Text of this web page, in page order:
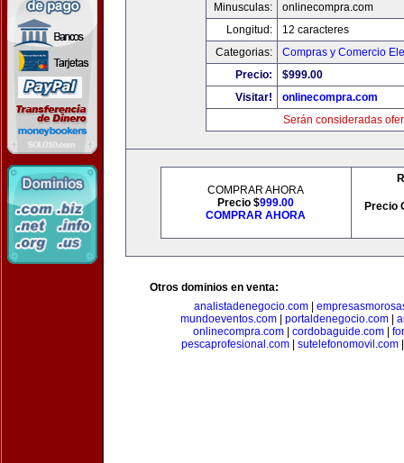
Minusculas:
onlinecompra.com
Longitud:
12 caracteres
Categorias:
Compras y Comercio
Precio:
$999.00
Visitar!
onlinecompra.com
Serán consideradas
COMPRAR AHORA
Precio $999.00
COMPRAR AHORA
Precio
Otros dominios en venta:
analistadenegocio.com
mundoeventos.com| portaldenegocio.com|
onlinecompra.com| cordobaguide.com|
pescaprofesional.com| sutelefonomovil.com